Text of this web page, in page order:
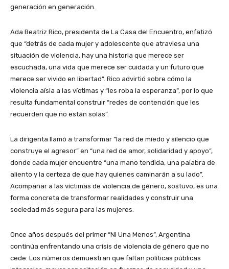
generación en generación.
Ada Beatriz Rico, presidenta de La Casa del Encuentro, enfatizó
que “detrás de cada mujer y adolescente que atraviesa una
situación de violencia, hay una historia que merece ser
escuchada, una vida que merece ser cuidada y un futuro que
merece ser vivido en libertad”. Rico advirtió sobre cómo la
violencia aísla a las víctimas y “les roba la esperanza”, por lo que
resulta fundamental construir “redes de contención que les
recuerden que no están solas”.
La dirigenta llamó a transformar “la red de miedo y silencio que
construye el agresor” en “una red de amor, solidaridad y apoyo”,
donde cada mujer encuentre “una mano tendida, una palabra de
aliento y la certeza de que hay quienes caminarán a su lado”.
Acompañar a las víctimas de violencia de género, sostuvo, es una
forma concreta de transformar realidades y construir una
sociedad más segura para las mujeres.
Once años después del primer “Ni Una Menos”, Argentina
continúa enfrentando una crisis de violencia de género que no
cede. Los números demuestran que faltan políticas públicas